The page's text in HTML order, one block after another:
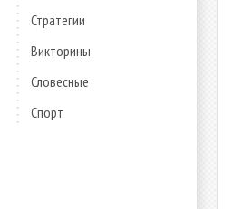
Стратегии
Викторины
Словесные
Спорт